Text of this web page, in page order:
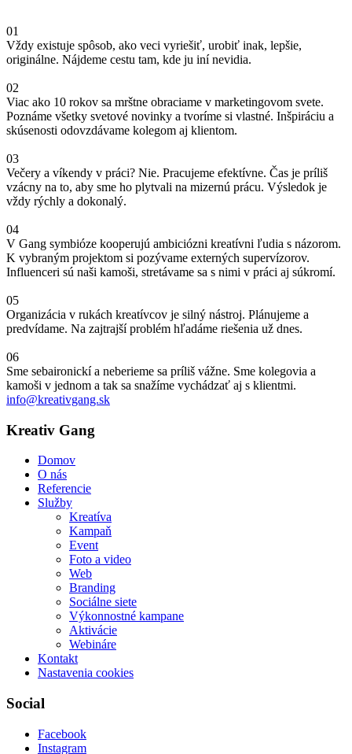
01
Vždy existuje spôsob, ako veci vyriešiť, urobiť inak, lepšie,
originálne. Nájdeme cestu tam, kde ju iní nevidia.
02
Viac ako 10 rokov sa mrštne obraciame v marketingovom svete.
Poznáme všetky svetové novinky a tvoríme si vlastné. Inšpiráciu a
skúsenosti odovzdávame kolegom aj klientom.
03
Večery a víkendy v práci? Nie. Pracujeme efektívne. Čas je príliš
vzácny na to, aby sme ho plytvali na mizernú prácu. Výsledok je
vždy rýchly a dokonalý.
04
V Gang symbióze kooperujú ambiciózni kreatívni ľudia s názorom.
K vybraným projektom si pozývame externých supervízorov.
Influenceri sú naši kamoši, stretávame sa s nimi v práci aj súkromí.
05
Organizácia v rukách kreatívcov je silný nástroj. Plánujeme a
predvídame. Na zajtrajší problém hľadáme riešenia už dnes.
06
Sme sebaironickí a neberieme sa príliš vážne. Sme kolegovia a
kamoši v jednom a tak sa snažíme vychádzať aj s klientmi.
info@kreativgang.sk
Kreativ Gang
Domov
O nás
Referencie
Služby
Kreatíva
Kampaň
Event
Foto a video
Web
Branding
Sociálne siete
Výkonnostné kampane
Aktivácie
Webináre
Kontakt
Nastavenia cookies
Social
Facebook
Instagram